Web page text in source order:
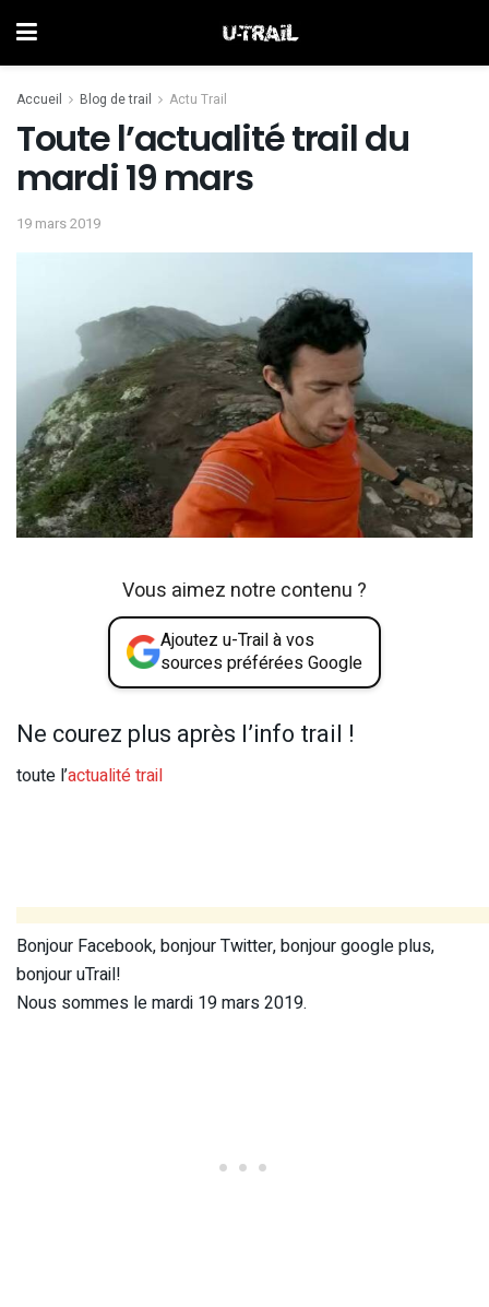
Accueil Blog de trail Actu Trail
Toute l’actualité trail du
mardi 19 mars
19 mars 2019
Vous aimez notre contenu ?
Ajoutez u-Trail à vos
sources préférées Google
Ne courez plus après l’info trail !
toute l’actualité trail
Bonjour Facebook, bonjour Twitter, bonjour google plus,
bonjour uTrail!
Nous sommes le mardi 19 mars 2019.